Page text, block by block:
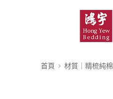
首頁 材質｜精梳純棉